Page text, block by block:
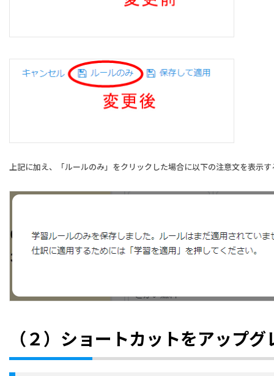
上記に加え、「ルールのみ」をクリックした場合に以下の注意文を表示
（２）ショートカットをアップ